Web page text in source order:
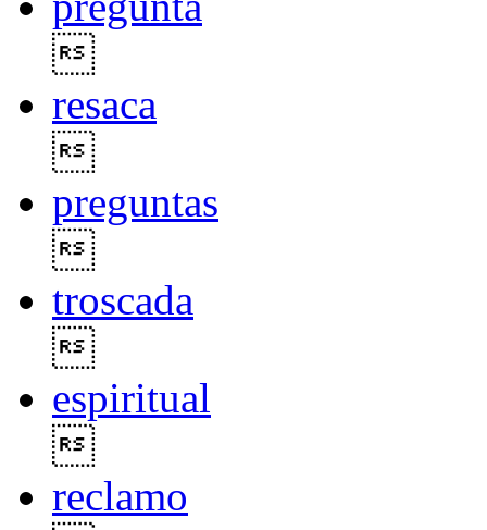
resaca
preguntas
troscada
espiritual
reclamo